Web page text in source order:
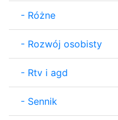
- Różne
- Rozwój osobisty
- Rtv i agd
- Sennik